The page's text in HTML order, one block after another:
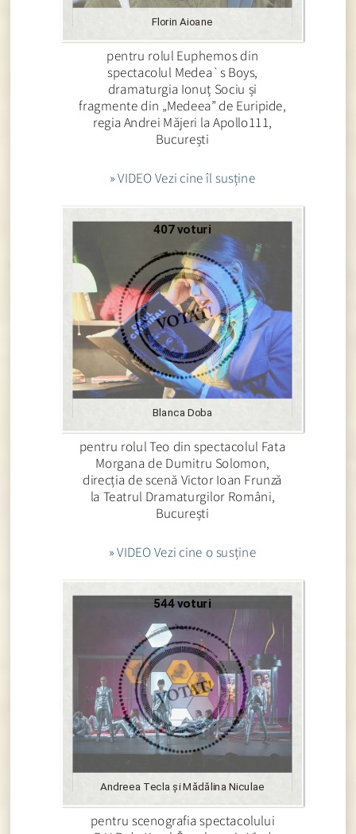
Florin Aioane
pentru rolul Euphemos din
spectacolul Medea`s Boys,
dramaturgia Ionuț Sociu și
fragmente din „Medeea” de Euripide,
regia Andrei Măjeri la Apollo111,
București
» VIDEO Vezi cine îl susține
Blanca Doba
407 voturi
pentru rolul Teo din spectacolul Fata
Morgana de Dumitru Solomon,
direcția de scenă Victor Ioan Frunză
la Teatrul Dramaturgilor Români,
București
» VIDEO Vezi cine o susține
Andreea Tecla și Mădălina Niculae
544 voturi
pentru scenografia spectacolului